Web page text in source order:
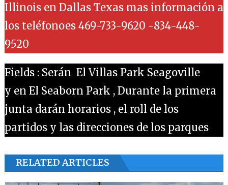
Illinois en Dallas Texas mas información a
los teléfonoes 469-733-9620 -834-448-
9520
Fields : Serán El Villas Park Seagoville
y en El Seaborn Park , Durante la primera
junta darán horarios , el roll de los
partidos y las direcciones de los parques
RELATED ARTICLES